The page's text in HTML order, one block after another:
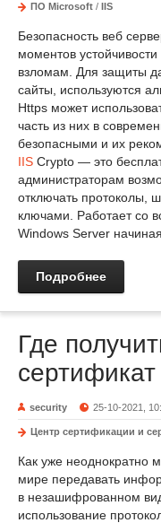
ПО Microsoft / IIS
Безопасность веб
моментов
взломам. Для защиты
сайты, используются
Https может
часть из них в
безопасными и их
IIS Crypto — это
администраторам
отключать протоколы,
ключами. Работает со
Windows Server
Подробнее
Где
security 25-10-2021,
Центр сертификации и
Как уже неоднократно
мире передавать
в незашифрованном
использование